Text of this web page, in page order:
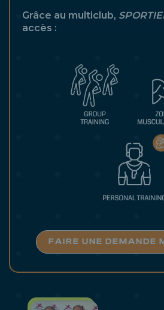
Grâce au multiclub,
accès :
FAIRE UNE DEMANDE